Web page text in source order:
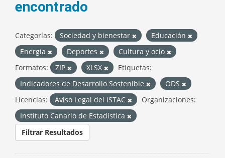
encontrado
Categorías: Sociedad y bienestar
Educación
Energía
Deportes
Cultura y ocio
Formatos:
ZIP XLSX
Etiquetas:
Indicadores de Desarrollo Sostenible
ODS
Licencias:
Aviso Legal del ISTAC
Organizaciones:
Instituto Canario de Estadística
Filtrar Resultados